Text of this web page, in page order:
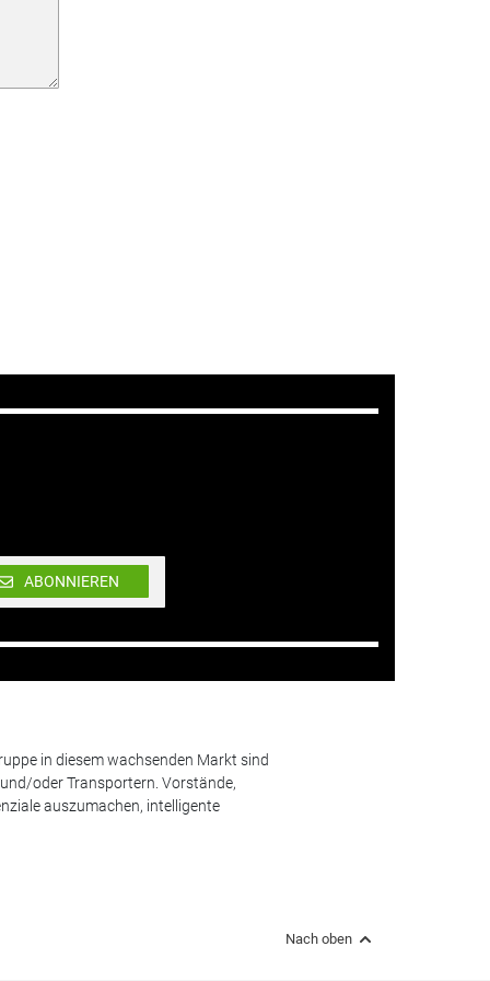
ABONNIEREN
in diesem wachsenden Markt sind
oder Transportern. Vorstände,
auszumachen, intelligente
Nach oben